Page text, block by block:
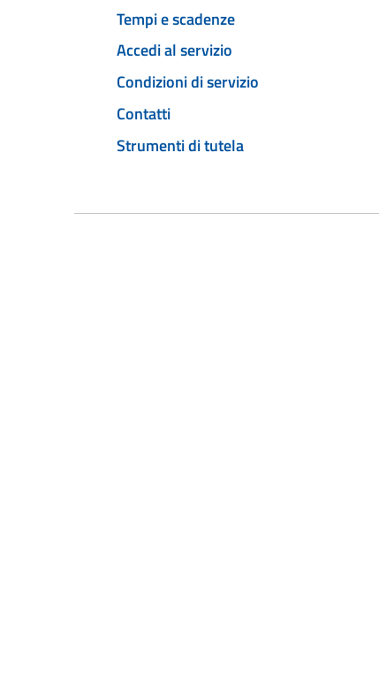
Tempi e scadenze
Accedi al servizio
Condizioni di servizio
Contatti
Strumenti di tutela